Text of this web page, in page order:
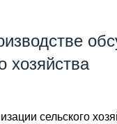
хозяйства
сельского